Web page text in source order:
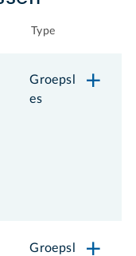
Type
Groepsl
es
Groepsl